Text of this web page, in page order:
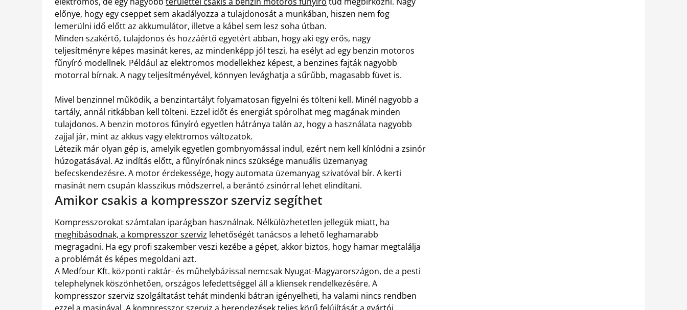
előnye, hogy egy cseppet sem akadályozza a tulajdonosát a munkában, hiszen nem fog
lemerülni idő előtt az akkumulátor, illetve a kábel sem lesz soha útban.
Minden szakértő, tulajdonos és hozzáértő egyetért abban, hogy aki egy erős, nagy
teljesítményre képes masinát keres, az mindenképp jól teszi, ha esélyt ad egy benzin motoros
fűnyíró modellnek. Például az elektromos modellekhez képest, a benzines fajták nagyobb
motorral bírnak. A nagy teljesítményével, könnyen levághatja a sűrűbb, magasabb füvet is.
Mivel benzinnel működik, a benzintartályt folyamatosan figyelni és tölteni kell. Minél nagyobb a
tartály, annál ritkábban kell tölteni. Ezzel időt és energiát spórolhat meg magának minden
tulajdonos. A benzin motoros fűnyíró egyetlen hátránya talán az, hogy a használata nagyobb
zajjal jár, mint az akkus vagy elektromos változatok.
Létezik már olyan gép is, amelyik egyetlen gombnyomással indul, ezért nem kell kínlódni a zsinór
húzogatásával. Az indítás előtt, a fűnyírónak nincs szüksége manuális üzemanyag
befecskendezésre. A motor érdekessége, hogy automata üzemanyag szivatóval bír. A kerti
masinát nem csupán klasszikus módszerrel, a berántó zsinórral lehet elindítani.
Amikor csakis a kompresszor szerviz segíthet
Kompresszorokat számtalan iparágban használnak. Nélkülözhetetlen jellegük miatt, ha
meghibásodnak, a kompresszor szerviz lehetőségét tanácsos a lehető leghamarabb
megragadni. Ha egy profi szakember veszi kezébe a gépet, akkor biztos, hogy hamar megtalálja
a problémát és képes megoldani azt.
A Medfour Kft. központi raktár- és műhelybázissal nemcsak Nyugat-Magyarországon, de a pesti
telephelynek köszönhetően, országos lefedettséggel áll a kliensek rendelkezésére. A
kompresszor szerviz szolgáltatást tehát mindenki bátran igényelheti, ha valami nincs rendben